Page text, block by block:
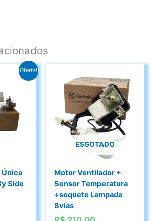
Oferta!
Única
Side
ESGOTADO
Motor Ventilador +
Sensor Temperatura
+soquete Lampada
8vias